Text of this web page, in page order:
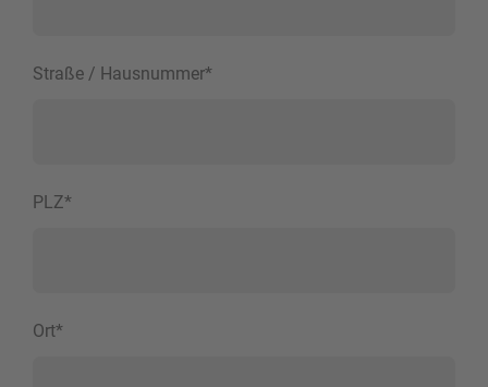
Straße / Hausnummer*
PLZ*
Ort*